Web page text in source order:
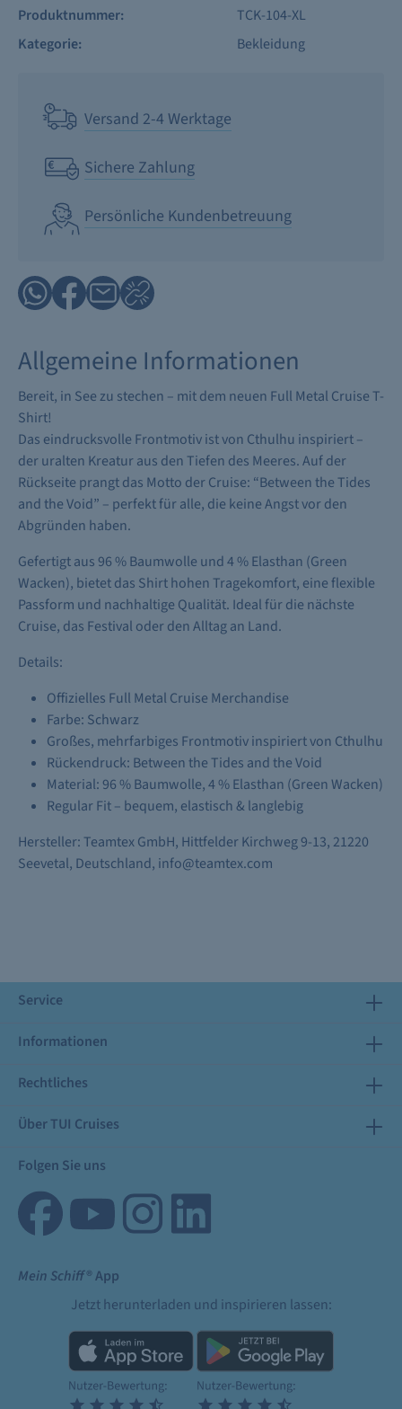
Produktnummer:
TCK-104-XL
Kategorie:
Bekleidung
Versand 2-4 Werktage
Sichere Zahlung
Persönliche Kundenbetreuung
Allgemeine Informationen
Bereit, in See zu stechen – mit dem neuen Full Metal Cruise T-
Shirt!
Das eindrucksvolle Frontmotiv ist von Cthulhu inspiriert –
der uralten Kreatur aus den Tiefen des Meeres. Auf der
Rückseite prangt das Motto der Cruise: “Between the Tides
and the Void” – perfekt für alle, die keine Angst vor den
Abgründen haben.
Gefertigt aus 96 % Baumwolle und 4 % Elasthan (Green
Wacken), bietet das Shirt hohen Tragekomfort, eine flexible
Passform und nachhaltige Qualität. Ideal für die nächste
Cruise, das Festival oder den Alltag an Land.
Details:
Offizielles Full Metal Cruise Merchandise
Farbe: Schwarz
Großes, mehrfarbiges Frontmotiv inspiriert von Cthulhu
Rückendruck: Between the Tides and the Void
Material: 96 % Baumwolle, 4 % Elasthan (Green Wacken)
Regular Fit – bequem, elastisch & langlebig
Hersteller: Teamtex GmbH, Hittfelder Kirchweg 9-13, 21220
Seevetal, Deutschland, info@teamtex.com
Service
Informationen
Rechtliches
Über TUI Cruises
Folgen Sie uns
Mein Schiff® App
Jetzt herunterladen und inspirieren lassen: